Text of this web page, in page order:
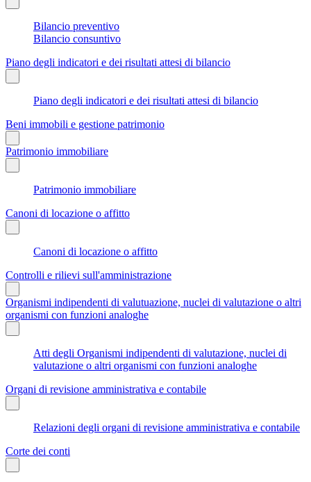
Bilancio preventivo
Bilancio consuntivo
Piano degli indicatori e dei risultati attesi di bilancio
Piano degli indicatori e dei risultati attesi di bilancio
Beni immobili e gestione patrimonio
Patrimonio immobiliare
Patrimonio immobiliare
Canoni di locazione o affitto
Canoni di locazione o affitto
Controlli e rilievi sull'amministrazione
Organismi indipendenti di valutuazione, nuclei di valutazione o altri
organismi con funzioni analoghe
Atti degli Organismi indipendenti di valutazione, nuclei di
valutazione o altri organismi con funzioni analoghe
Organi di revisione amministrativa e contabile
Relazioni degli organi di revisione amministrativa e contabile
Corte dei conti